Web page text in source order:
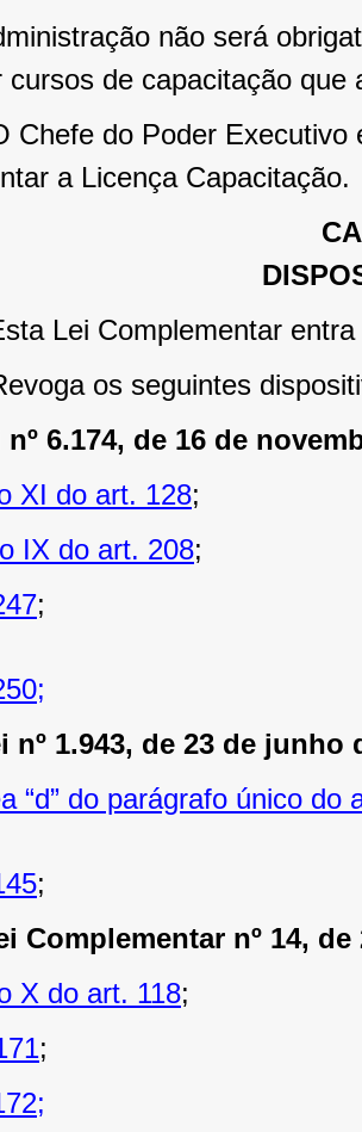
não será
cursos de capacitação
Chefe do Poder Executivo
a Licença Capacitação.
Lei Complementar
os seguintes
nº 6.174, de 16 de
XI do art. 128;
IX do art. 208;
;
nº 1.943, de 23 de junho
“d” do parágrafo único do
;
Complementar nº 14,
X do art. 118;
;